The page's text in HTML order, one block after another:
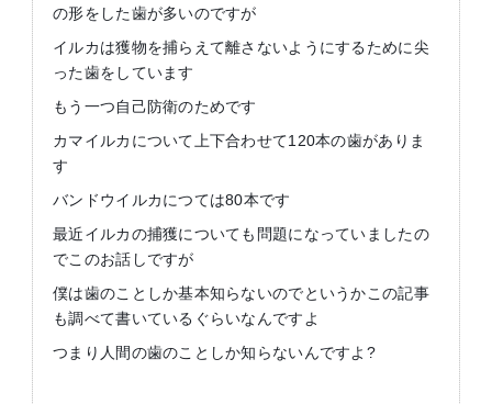
の形をした歯が多いのですが
イルカは獲物を捕らえて離さないようにするために尖
った歯をしています
もう一つ自己防衛のためです
カマイルカについて上下合わせて120本の歯がありま
す
バンドウイルカにつては80本です
最近イルカの捕獲についても問題になっていましたの
でこのお話しですが
僕は歯のことしか基本知らないのでというかこの記事
も調べて書いているぐらいなんですよ
つまり人間の歯のことしか知らないんですよ?